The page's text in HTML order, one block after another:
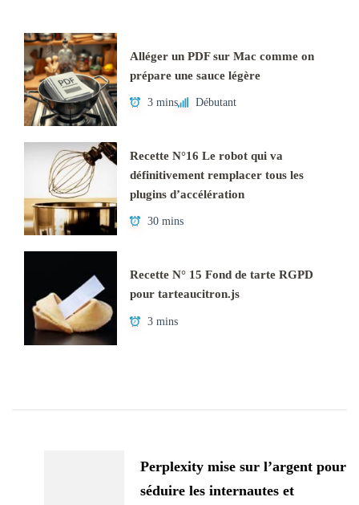
Alléger un PDF sur Mac comme on
prépare une sauce légère
3 mins Débutant
Recette N°16 Le robot qui va
définitivement remplacer tous les
plugins d’accélération
30 mins
Recette N° 15 Fond de tarte RGPD
pour tarteaucitron.js
3 mins
Perplexity mise sur l’argent pour
séduire les internautes et